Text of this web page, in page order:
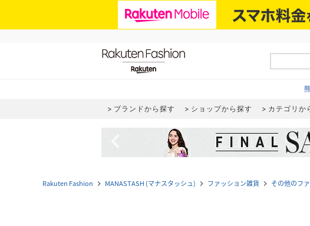
ブランドから探す ショップから探す カテゴリか
Rakuten Fashion navigate_next MANASTASH (マナスタッシュ) navigate_next ファッション雑貨 navigate_next その他のフ